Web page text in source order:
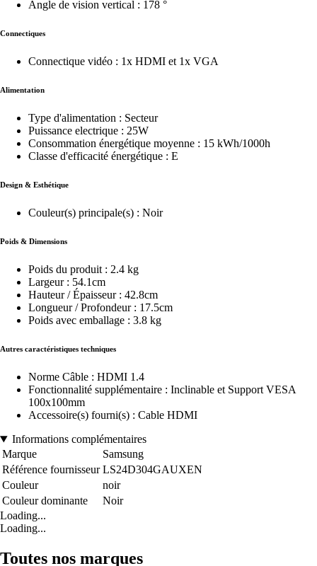
Angle de vision vertical : 178 °
Connectiques
Connectique vidéo : 1x HDMI et 1x VGA
Alimentation
Type d'alimentation : Secteur
Puissance electrique : 25W
Consommation énergétique moyenne : 15 kWh/1000h
Classe d'efficacité énergétique : E
Design & Esthétique
Couleur(s) principale(s) : Noir
Poids & Dimensions
Poids du produit : 2.4 kg
Largeur : 54.1cm
Hauteur / Épaisseur : 42.8cm
Longueur / Profondeur : 17.5cm
Poids avec emballage : 3.8 kg
Autres caractéristiques techniques
Norme Câble : HDMI 1.4
Fonctionnalité supplémentaire : Inclinable et Support VESA
100x100mm
Accessoire(s) fourni(s) : Cable HDMI
Informations complémentaires
Marque
Samsung
Référence fournisseur LS24D304GAUXEN
Couleur
noir
Couleur dominante
Noir
Loading...
Loading...
Toutes nos marques